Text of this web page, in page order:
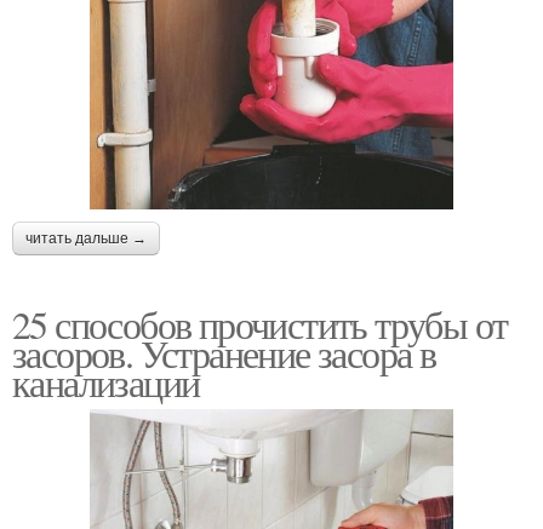
читать дальше →
25 способов прочистить трубы от
засоров. Устранение засора в
канализации